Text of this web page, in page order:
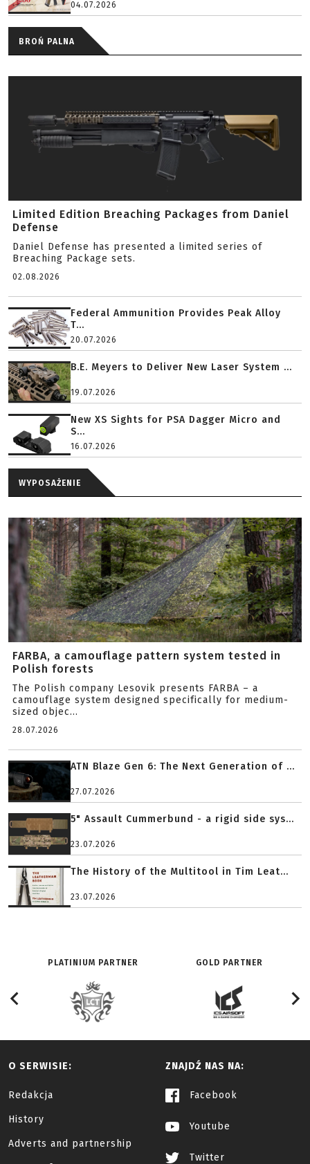
04.07.2026
BROŃ PALNA
Limited Edition Breaching Packages from Daniel
Defense
Daniel Defense has presented a limited series of
Breaching Package sets.
02.08.2026
Federal Ammunition Provides Peak Alloy
T...
20.07.2026
B.E. Meyers to Deliver New Laser System ...
19.07.2026
New XS Sights for PSA Dagger Micro and
S...
16.07.2026
WYPOSAŻENIE
FARBA, a camouflage pattern system tested in
Polish forests
The Polish company Lesovik presents FARBA – a
camouflage system designed specifically for medium-
sized objec...
28.07.2026
ATN Blaze Gen 6: The Next Generation of ...
27.07.2026
5" Assault Cummerbund - a rigid side sys...
23.07.2026
The History of the Multitool in Tim Leat...
23.07.2026
PLATINIUM PARTNER GOLD PARTNER
O SERWISIE:
Redakcja
History
Adverts and partnership
ZNAJDŹ NAS NA:
Facebook
Youtube
Twitter